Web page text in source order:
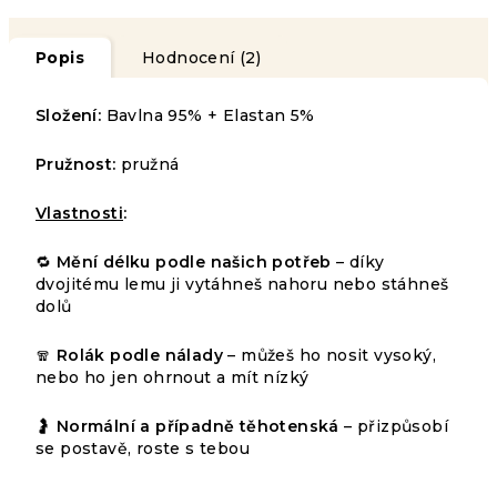
hodnocení
HODNOCENÍ
Podrobnosti
hodnocení
Popis Hodnocení (2)
Složení: Bavlna 95% + Elastan 5%
Pružnost: pružná
Vlastnosti:
🔁 Mění délku podle našich potřeb – díky
dvojitému lemu ji vytáhneš nahoru nebo stáhneš
dolů
🧣 Rolák podle nálady – můžeš ho nosit vysoký,
nebo ho jen ohrnout a mít nízký
🤰 Normální a případně těhotenská – přizpůsobí
se postavě, roste s tebou